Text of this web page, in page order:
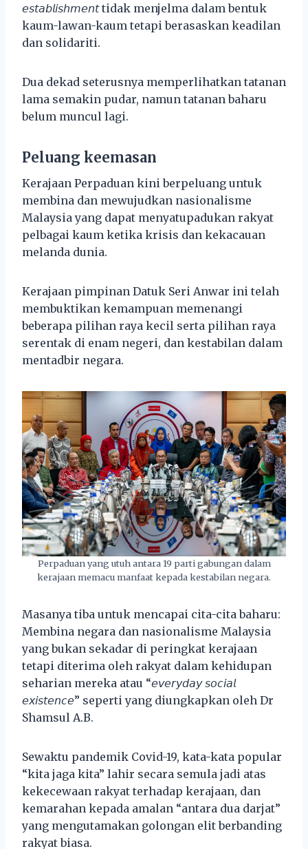
𝘦𝘴𝘵𝘢𝘣𝘭𝘪𝘴𝘩𝘮𝘦𝘯𝘵 tidak menjelma dalam bentuk
kaum-lawan-kaum tetapi berasaskan keadilan
dan solidariti.
Dua dekad seterusnya memperlihatkan tatanan
lama semakin pudar, namun tatanan baharu
belum muncul lagi.
Peluang keemasan
Kerajaan Perpaduan kini berpeluang untuk
membina dan mewujudkan nasionalisme
Malaysia yang dapat menyatupadukan rakyat
pelbagai kaum ketika krisis dan kekacauan
melanda dunia.
Kerajaan pimpinan Datuk Seri Anwar ini telah
membuktikan kemampuan memenangi
beberapa pilihan raya kecil serta pilihan raya
serentak di enam negeri, dan kestabilan dalam
mentadbir negara.
Perpaduan yang utuh antara 19 parti gabungan dalam
kerajaan memacu manfaat kepada kestabilan negara.
Masanya tiba untuk mencapai cita-cita baharu:
Membina negara dan nasionalisme Malaysia
yang bukan sekadar di peringkat kerajaan
tetapi diterima oleh rakyat dalam kehidupan
seharian mereka atau “𝘦𝘷𝘦𝘳𝘺𝘥𝘢𝘺 𝘴𝘰𝘤𝘪𝘢𝘭
𝘦𝘹𝘪𝘴𝘵𝘦𝘯𝘤𝘦” seperti yang diungkapkan oleh Dr
Shamsul A.B.
Sewaktu pandemik Covid-19, kata-kata popular
“kita jaga kita” lahir secara semula jadi atas
kekecewaan rakyat terhadap kerajaan, dan
kemarahan kepada amalan “antara dua darjat”
yang mengutamakan golongan elit berbanding
rakyat biasa.